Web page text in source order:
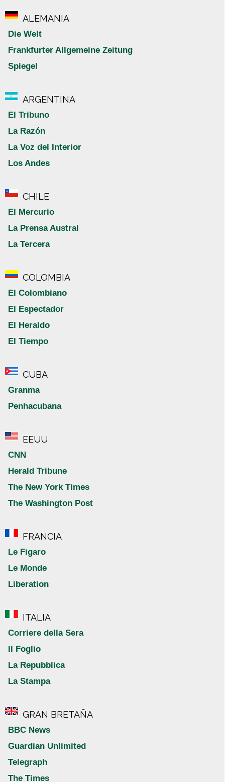
ALEMANIA
Die Welt
Frankfurter Allgemeine Zeitung
Spiegel
ARGENTINA
El Tribuno
La Razón
La Voz del Interior
Los Andes
CHILE
El Mercurio
La Prensa Austral
La Tercera
COLOMBIA
El Colombiano
El Espectador
El Heraldo
El Tiempo
CUBA
Granma
Penhacubana
EEUU
CNN
Herald Tribune
The New York Times
The Washington Post
FRANCIA
Le Figaro
Le Monde
Liberation
ITALIA
Corriere della Sera
Il Foglio
La Repubblica
La Stampa
GRAN BRETAÑA
BBC News
Guardian Unlimited
Telegraph
The Times